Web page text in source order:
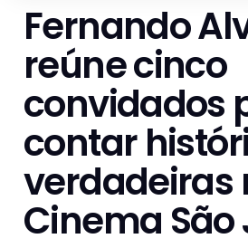
Fernando
reúne cinco
convidados
contar
verdadeiras
Cinema São